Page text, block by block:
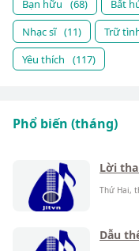
Bạn hữu (68) Bất
Nhạc sĩ (11) Trữ
Yêu thích
(117)
Phổ biến (tháng)
Lời
Thứ Hai,
Dẫu